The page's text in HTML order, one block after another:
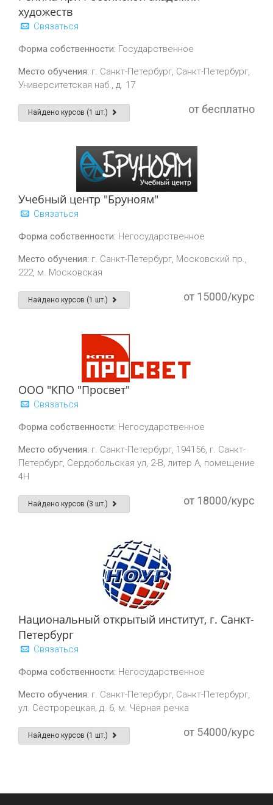
художеств
Связаться
Форма собственности: Государственное
Место обучения: г. Санкт-Петербург, Санкт-Петербург,
Университетская наб., д. 17
Найдено курсов (1 шт.) от бесплатно
Учебный центр "Бруноям"
Связаться
Форма собственности: Негосударственное
Место обучения: г. Санкт-Петербург, Московский пр.,
222, м. Московская
Найдено курсов (1 шт.) от 15000/курс
ООО "КПО "Просвет"
Связаться
Форма собственности: Негосударственное
Место обучения: г. Санкт-Петербург, 194156, г. Санкт-
Петербург, Сердобольская ул, 2-В, литер А, помещение
4Н
Найдено курсов (3 шт.) от 18000/курс
Национальный открытый институт, г. Санкт-
Петербург
Связаться
Форма собственности: Негосударственное
Место обучения: г. Санкт-Петербург, Санкт-Петербург,
ул. Сестрорецкая, д. 6, м. Чёрная речка
Найдено курсов (1 шт.) от 54000/курс